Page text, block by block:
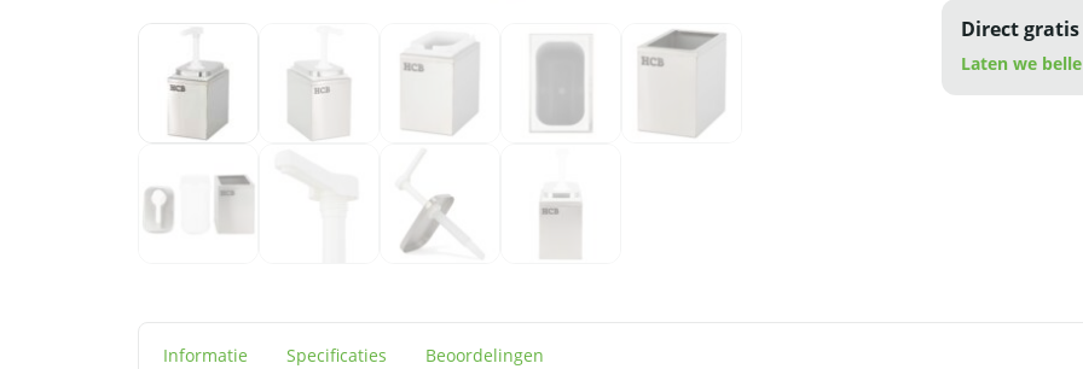
Direct
Laten we
Informatie Specificaties Beoordelingen